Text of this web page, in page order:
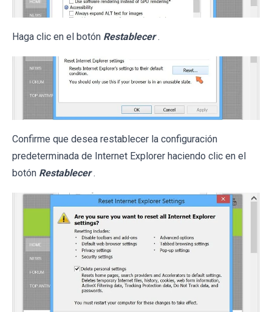
Haga clic en el botón Restablecer .
Confirme que desea restablecer la configuración
predeterminada de Internet Explorer haciendo clic en el
botón Restablecer .